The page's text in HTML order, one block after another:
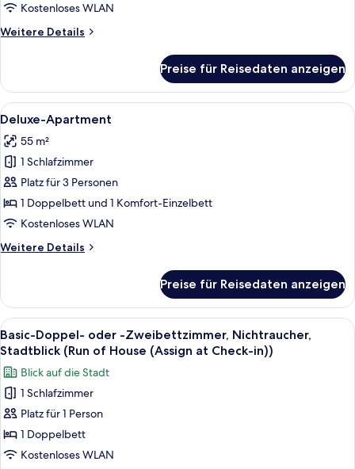
Kostenloses WLAN
Weitere Details
Weitere
Apartment
Preise für Reisedaten anzeigen
Alle
Fotos
für
Deluxe-
Apartment
anzeigen
Ein Hotelzimmer mit Bett,
7
Deluxe-Apartment
55 m²
1 Schlafzimmer
Platz für 3 Personen
1 Doppelbett und 1 Komfort-Einzelbett
Kostenloses WLAN
Weitere Details
Weitere
Apartment
Preise für Reisedaten anzeigen
Alle
Fotos
für
Basic-
Doppel-
oder
-
Zweibettzimmer,
Ein Hotelzimmer mit zwei Betten,
7
Basic-Doppel- oder -Zweibettzimmer, Nichtraucher,
Stadtblick (Run of House (Assign at Check-in))
Blick auf die Stadt
1 Schlafzimmer
Platz für 1 Person
1 Doppelbett
Kostenloses WLAN